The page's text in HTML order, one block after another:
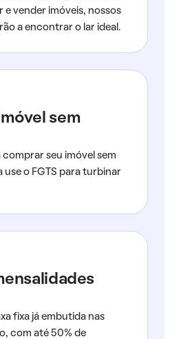
e vender imóveis, nossos
a encontrar o lar ideal.
sem
seu imóvel sem
use o FGTS para turbinar
fixa já embutida nas
com até 50% de